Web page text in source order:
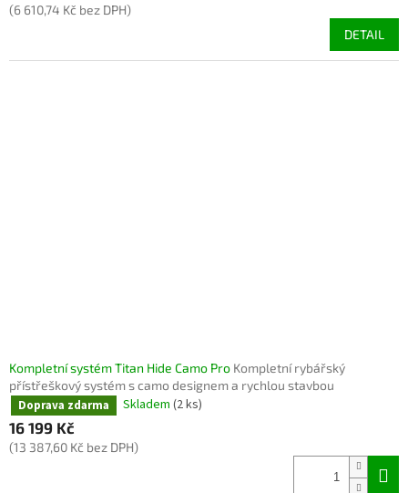
(6 610,74 Kč bez DPH)
DETAIL
Kompletní systém Titan Hide Camo Pro Kompletní rybářský
přístřeškový systém s camo designem a rychlou stavbou
Doprava zdarma Skladem (2 ks)
16 199 Kč
(13 387,60 Kč bez DPH)